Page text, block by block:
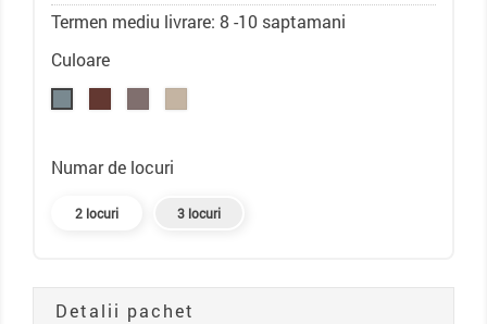
Termen mediu livrare: 8 -10 saptamani
Culoare
Numar de locuri
2 locuri 3 locuri
Detalii pachet